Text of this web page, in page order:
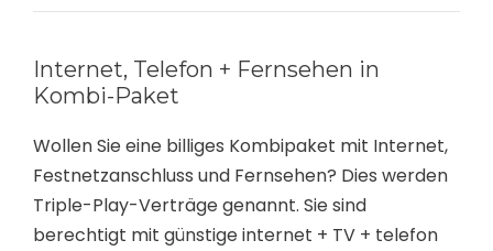
Internet, Telefon + Fernsehen in
Kombi-Paket
Wollen Sie eine billiges Kombipaket mit Internet,
Festnetzanschluss und Fernsehen? Dies werden
Triple-Play-Verträge genannt. Sie sind
berechtigt mit günstige internet + TV + telefon